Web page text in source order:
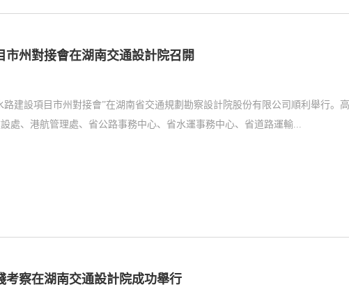
州對接會在湖南交通設計院召開
建設項目市州對接會”在湖南省交通規劃勘察設計院股份有限公司順利舉行。
規劃處、公路建設處、港航管理處、省公路事務中心、省水運事務中心、省道路運輸...
考察在湖南交通設計院成功舉行